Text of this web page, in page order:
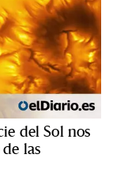
del Sol nos
las